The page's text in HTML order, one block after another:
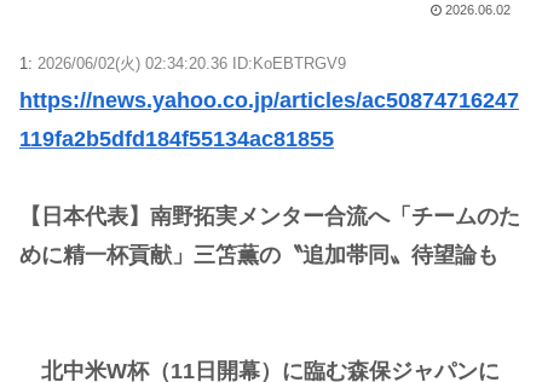
2026.06.02
1: 2026/06/02(火) 02:34:20.36 ID:KoEBTRGV9
https://news.yahoo.co.jp/articles/ac50874716247
119fa2b5dfd184f55134ac81855
【日本代表】南野拓実メンター合流へ「チームのた
めに精一杯貢献」三笘薫の〝追加帯同〟待望論も
北中米W杯（11日開幕）に臨む森保ジャパンに